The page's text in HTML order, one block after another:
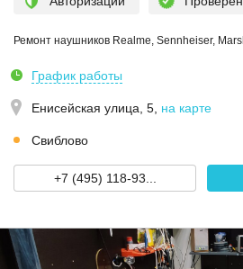
Ремонт наушников Realme, Sennheiser,
График работы
Енисейская улица, 5 на карте
Свиблово
+7 (495) 118-93...